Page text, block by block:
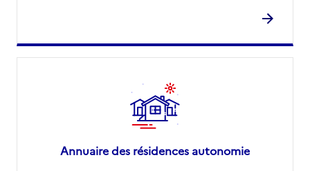
Annuaire des résidences autonomie